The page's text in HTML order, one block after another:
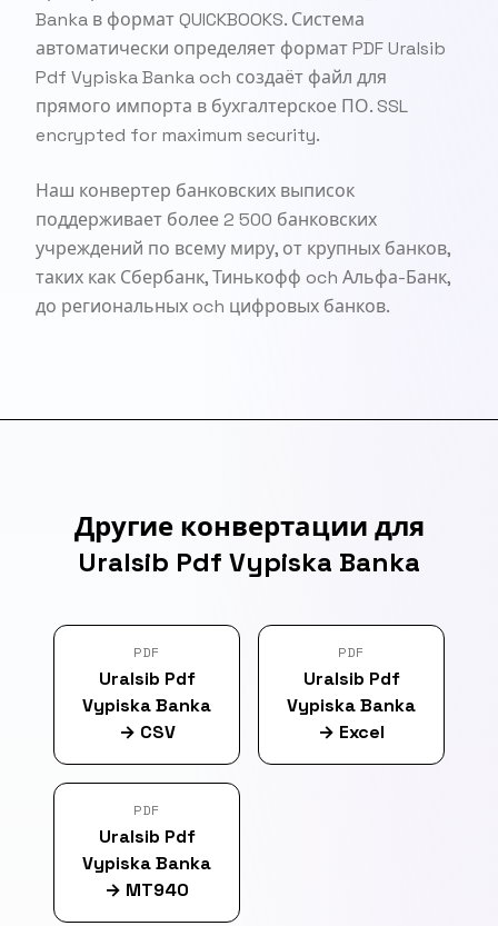
Banka в формат QUICKBOOKS. Система
автоматически определяет формат PDF Uralsib
Pdf Vypiska Banka och создаёт файл для
прямого импорта в бухгалтерское ПО. SSL
encrypted for maximum security.
Наш конвертер банковских выписок
поддерживает более 2 500 банковских
учреждений по всему миру, от крупных банков,
таких как Сбербанк, Тинькофф och Альфа-Банк,
до региональных och цифровых банков.
Другие конвертации для
Uralsib Pdf Vypiska Banka
PDF
Uralsib Pdf
Vypiska Banka
→ CSV
PDF
Uralsib Pdf
Vypiska Banka
→ Excel
PDF
Uralsib Pdf
Vypiska Banka
→ MT940